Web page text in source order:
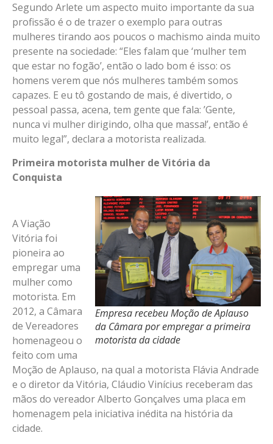
Segundo Arlete um aspecto muito importante da sua
profissão é o de trazer o exemplo para outras
mulheres tirando aos poucos o machismo ainda muito
presente na sociedade: “Eles falam que ‘mulher tem
que estar no fogão’, então o lado bom é isso: os
homens verem que nós mulheres também somos
capazes. E eu tô gostando de mais, é divertido, o
pessoal passa, acena, tem gente que fala: ’Gente,
nunca vi mulher dirigindo, olha que massa!’, então é
muito legal”, declara a motorista realizada.
Primeira motorista mulher de Vitória da
Conquista
Empresa recebeu Moção de Aplauso
da Câmara por empregar a primeira
motorista da cidade
A Viação
Vitória foi
pioneira ao
empregar uma
mulher como
motorista. Em
2012, a Câmara
de Vereadores
homenageou o
feito com uma
Moção de Aplauso, na qual a motorista Flávia Andrade
e o diretor da Vitória, Cláudio Vinícius receberam das
mãos do vereador Alberto Gonçalves uma placa em
homenagem pela iniciativa inédita na história da
cidade.